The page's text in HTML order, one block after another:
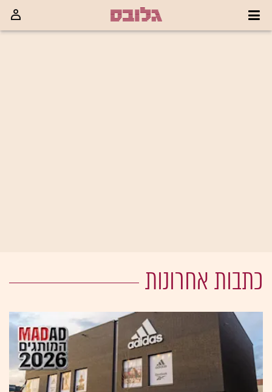
כתבות אחרונות